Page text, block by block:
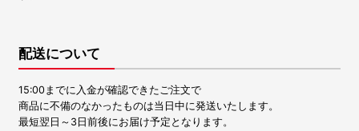
配送について
15:00までに入金が確認できたご注文で
商品に不備のなかったものは当日中に発送いたします。
最短翌日～3日前後にお届け予定となります。